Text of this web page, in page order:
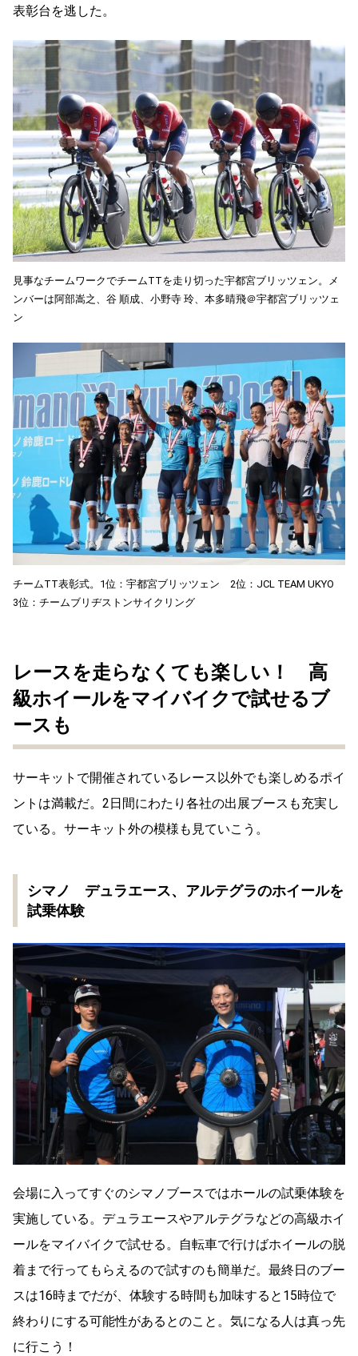
表彰台を逃した。
見事なチームワークでチームTTを走り切った宇都宮ブリッツェン。メ
ンバーは阿部嵩之、谷 順成、小野寺 玲、本多晴飛＠宇都宮ブリッツェ
ン
チームTT表彰式。1位：宇都宮ブリッツェン 2位：JCL TEAM UKYO
3位：チームブリヂストンサイクリング
レースを走らなくても楽しい！ 高
級ホイールをマイバイクで試せるブ
ースも
サーキットで開催されているレース以外でも楽しめるポイ
ントは満載だ。2日間にわたり各社の出展ブースも充実し
ている。サーキット外の模様も見ていこう。
シマノ デュラエース、アルテグラのホイールを
試乗体験
会場に入ってすぐのシマノブースではホールの試乗体験を
実施している。デュラエースやアルテグラなどの高級ホイ
ールをマイバイクで試せる。自転車で行けばホイールの脱
着まで行ってもらえるので試すのも簡単だ。最終日のブー
スは16時までだが、体験する時間も加味すると15時位で
終わりにする可能性があるとのこと。気になる人は真っ先
に行こう！